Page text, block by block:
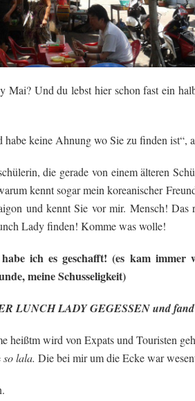
Und du lebst hier schon fast ein
habe keine Ahnung wo Sie zu finden ist“,
die gerade von einem älteren
kennt sogar mein koreanischer
und kennt Sie vor mir. Mensch! Das
Lady finden! Komme was wolle!
ich es geschafft! (es kam immer
meine Schusseligkeit)
LUNCH LADY GEGESSEN und fand
heißtm wird von Expats und Touristen
so lala. Die bei mir um die Ecke war